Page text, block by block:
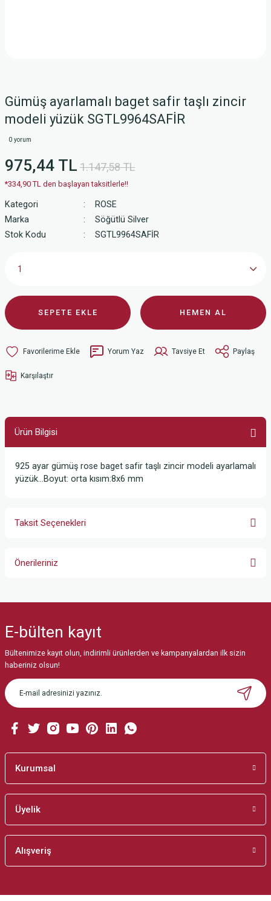
Gümüş ayarlamalı baget safir taşlı zincir
modeli yüzük SGTL9964SAFİR
0 yorum
975,44 TL 1.147,58 TL
*334,90 TL den başlayan taksitlerle!!
Kategori
ROSE
Marka
Söğütlü Silver
Stok Kodu
SGTL9964SAFİR
SEPETE EKLE HEMEN AL
Yorum Yaz Tavsiye Et Paylaş
Karşılaştır
Ürün Bilgisi
925 ayar gümüş rose baget safir taşlı zincir modeli ayarlamalı
yüzük…Boyut: orta kısım:8x6 mm
Taksit Seçenekleri
Önerileriniz
Görüş ve önerileriniz için teşekkür ederiz.
Ürün resmi kalitesiz, bozuk veya görüntülenemiyor.
Ürün açıklamasında eksik bilgiler bulunuyor.
Ürün bilgilerinde hatalar bulunuyor.
Bu ürüne benzer farklı alternatifler olmalı.
E-bülten kayıt
Bültenimize kayıt olun, indirimli ürünlerden ve kampanyalardan ilk sizin
haberiniz olsun!
Kurumsal
Üyelik
Alışveriş